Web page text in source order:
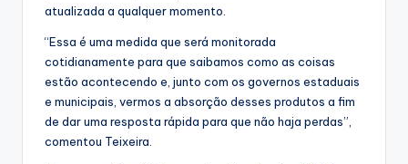
atualizada a qualquer momento.
“Essa é uma medida que será monitorada
cotidianamente para que saibamos como as coisas
estão acontecendo e, junto com os governos estaduais
e municipais, vermos a absorção desses produtos a fim
de dar uma resposta rápida para que não haja perdas”,
comentou Teixeira.